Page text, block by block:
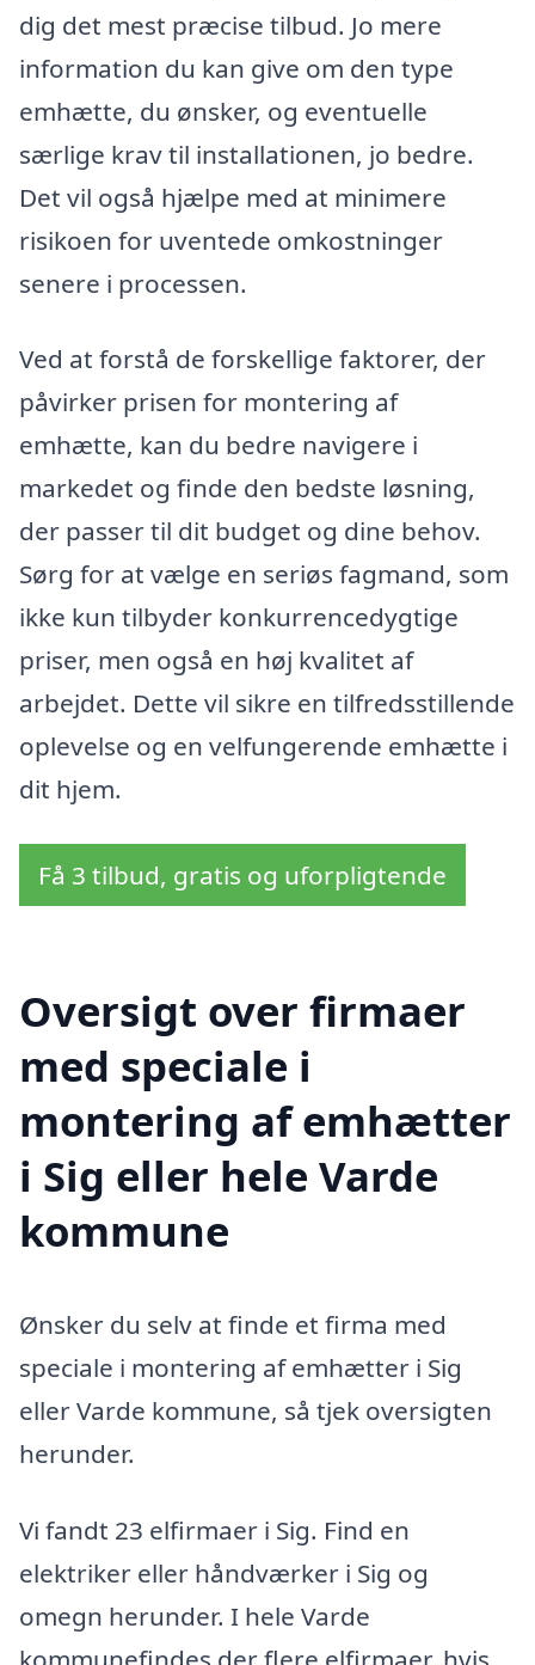
dig det mest præcise tilbud. Jo mere
information du kan give om den type
emhætte, du ønsker, og eventuelle
særlige krav til installationen, jo bedre.
Det vil også hjælpe med at minimere
risikoen for uventede omkostninger
senere i processen.
Ved at forstå de forskellige faktorer, der
påvirker prisen for montering af
emhætte, kan du bedre navigere i
markedet og finde den bedste løsning,
der passer til dit budget og dine behov.
Sørg for at vælge en seriøs fagmand, som
ikke kun tilbyder konkurrencedygtige
priser, men også en høj kvalitet af
arbejdet. Dette vil sikre en tilfredsstillende
oplevelse og en velfungerende emhætte i
dit hjem.
Få 3 tilbud, gratis og uforpligtende
Oversigt over firmaer
med speciale i
montering af emhætter
i Sig eller hele Varde
kommune
Ønsker du selv at finde et firma med
speciale i montering af emhætter i Sig
eller Varde kommune, så tjek oversigten
herunder.
Vi fandt 23 elfirmaer i Sig. Find en
elektriker eller håndværker i Sig og
omegn herunder. I hele Varde